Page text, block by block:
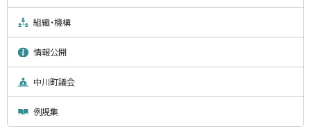
組織・機構
情報公開
中川町議会
例規集